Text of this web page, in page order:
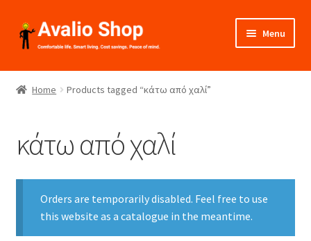
Skip
to
Skip
to
Menu
About Us
Installation
Catalogues
Projects
Home Products tagged “κάτω από χαλί”
κάτω από χαλί
Orders are temporarily disabled. Feel free to use
this website as a catalogue in the meantime.